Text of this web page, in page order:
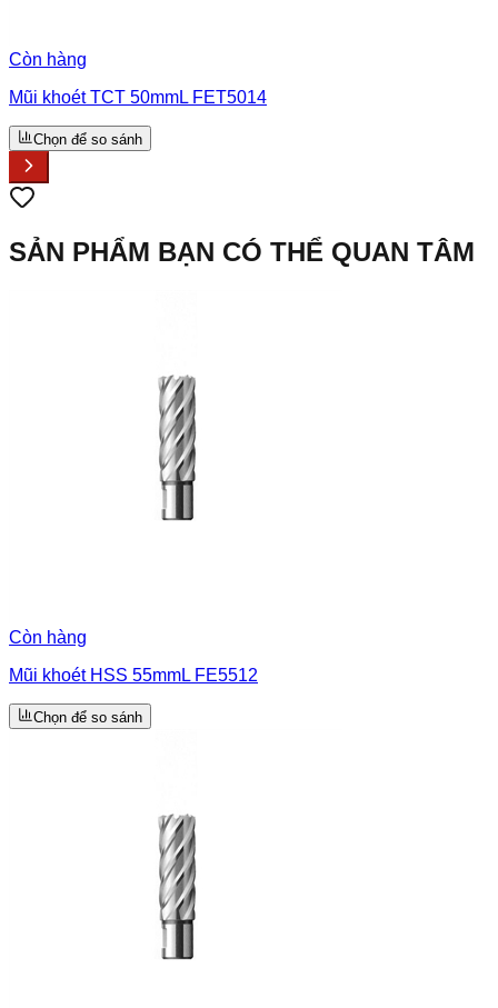
Còn hàng
Mũi khoét TCT 50mmL FET5014
Chọn để so sánh
SẢN PHẨM BẠN CÓ THỂ QUAN TÂM
Còn hàng
Mũi khoét HSS 55mmL FE5512
Chọn để so sánh